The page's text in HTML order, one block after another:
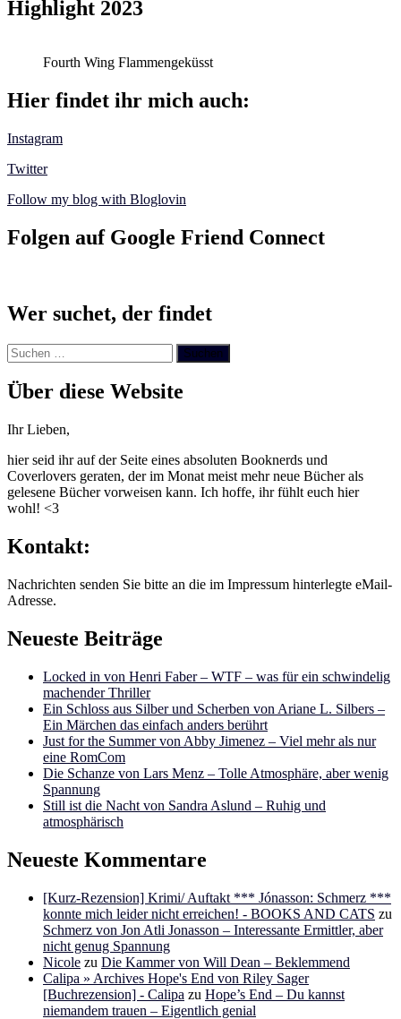
Highlight 2023
Fourth Wing Flammengeküsst
Hier findet ihr mich auch:
Instagram
Twitter
Follow my blog with Bloglovin
Folgen auf Google Friend Connect
Wer suchet, der findet
Suchen
nach:
Über diese Website
Ihr Lieben,
hier seid ihr auf der Seite eines absoluten Booknerds und
Coverlovers geraten, der im Monat meist mehr neue Bücher als
gelesene Bücher vorweisen kann. Ich hoffe, ihr fühlt euch hier
wohl! <3
Kontakt:
Nachrichten senden Sie bitte an die im Impressum hinterlegte eMail-
Adresse.
Neueste Beiträge
Locked in von Henri Faber – WTF – was für ein schwindelig
machender Thriller
Ein Schloss aus Silber und Scherben von Ariane L. Silbers –
Ein Märchen das einfach anders berührt
Just for the Summer von Abby Jimenez – Viel mehr als nur
eine RomCom
Die Schanze von Lars Menz – Tolle Atmosphäre, aber wenig
Spannung
Still ist die Nacht von Sandra Aslund – Ruhig und
atmosphärisch
Neueste Kommentare
[Kurz-Rezension] Krimi/ Auftakt *** Jónasson: Schmerz ***
konnte mich leider nicht erreichen! - BOOKS AND CATS zu
Schmerz von Jon Atli Jonasson – Interessante Ermittler, aber
nicht genug Spannung
Nicole zu Die Kammer von Will Dean – Beklemmend
Calipa » Archives Hope's End von Riley Sager
[Buchrezension] - Calipa zu Hope’s End – Du kannst
niemandem trauen – Eigentlich genial